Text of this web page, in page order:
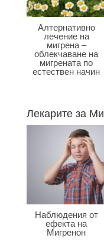
Алтернативно
лечение на
мигрена –
облекчаване на
мигрената по
естествен начин
Лекарите за
Наблюдения от
ефекта на
Мигренон